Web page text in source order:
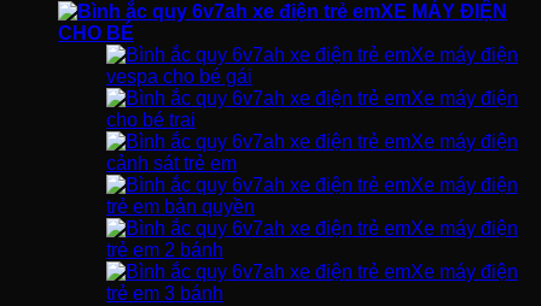
XE MÁY ĐIỆN
CHO BÉ
Xe máy điện
vespa cho bé gái
Xe máy điện
cho bé trai
Xe máy điện
cảnh sát trẻ em
Xe máy điện
trẻ em bản quyền
Xe máy điện
trẻ em 2 bánh
Xe máy điện
trẻ em 3 bánh